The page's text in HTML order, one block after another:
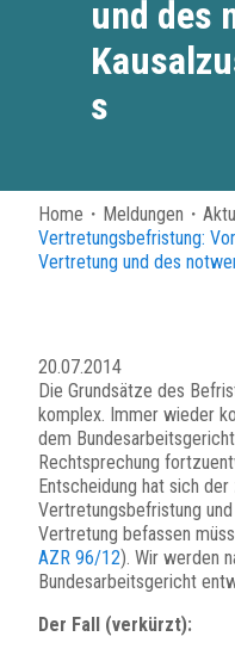
und des
s
Home ・ Meldungen ・
Vertretungsbefristung:
Vertretung und des
20.07.2014
Die Grundsätze des
komplex. Immer wieder
dem
Rechtsprechung
Entscheidung hat sich
Vertretungsbefristung
Vertretung befassen
AZR 96/12). Wir werden
Bundesarbeitsgericht
Der Fall (verkürzt):